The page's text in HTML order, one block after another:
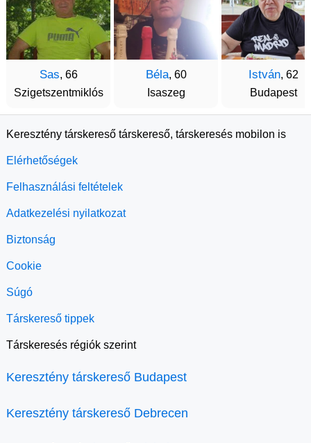
Sas, 66
Szigetszentmiklós
Béla, 60
Isaszeg
István, 62
Budapest
Keresztény társkereső társkereső, társkeresés mobilon is
Elérhetőségek
Felhasználási feltételek
Adatkezelési nyilatkozat
Biztonság
Cookie
Súgó
Társkereső tippek
Társkeresés régiók szerint
Keresztény társkereső Budapest
Keresztény társkereső Debrecen